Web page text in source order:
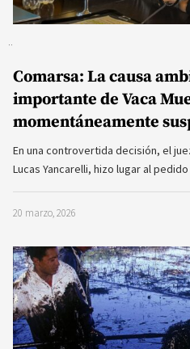
Comarsa: La causa
importante de Vaca
momentáneamente
En una controvertida decisión, el
Lucas Yancarelli, hizo lugar al
20 marzo, 2026